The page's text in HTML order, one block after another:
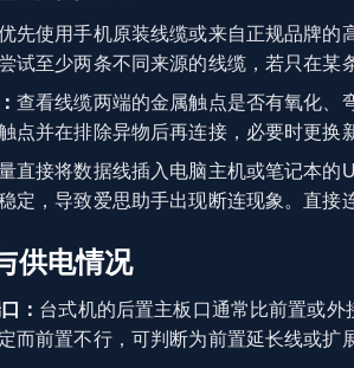
先使用手机原装线缆或来自正规品牌的
试至少两条不同来源的线缆，若只在某
查看线缆两端的金属触点是否有氧化、
点并在排除异物后再连接，必要时更换
直接将数据线插入电脑主机或笔记本
定，导致爱思助手出现断连现象。直接
供电情况
： 台式机的后置主板口通常比前置或
而前置不行，可判断为前置延长线或扩